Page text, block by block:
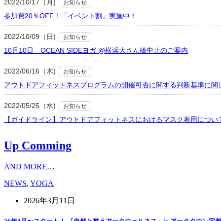
2022/10/17（月) お知らせ
参加費20％OFF！「イベント割」実施中！
2022/10/09（日) お知らせ
10月10日 OCEAN SIDEヨガ @横浜大さん橋中止のご案内
2022/06/16（木) お知らせ
アウトドアフィットネスプログラムの開催可否に関する判断基準に関
2022/05/25（水) お知らせ
【ガイドライン】アウトドアフィットネスにおけるマスク着用につい
Up Comming
AND MORE…
NEWS, YOGA
2026年3月11日